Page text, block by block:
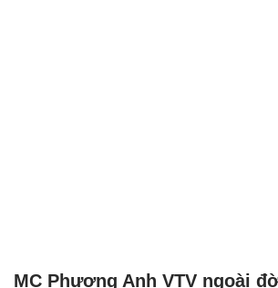
MC Phương Anh VTV ngoài